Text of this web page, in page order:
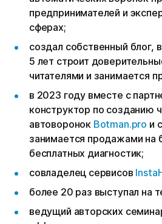
предпринимателей и
сферах;
создал собственный блог,
5 лет строит
читателями и занимается
в 2023 году вместе с
конструктор по созданию
автоворонок Botman.pro и
занимается продажами на
бесплатных диагностик;
совладелец сервисов
более 20 раз выступал на
ведущий авторских